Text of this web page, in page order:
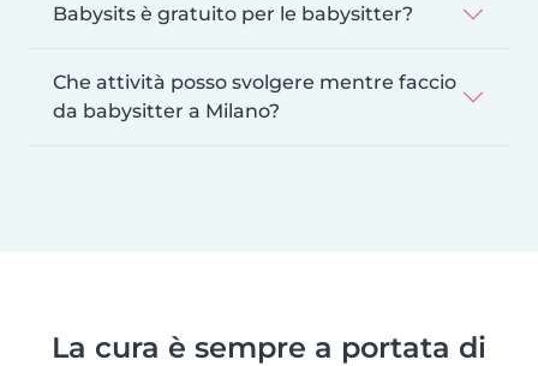
Babysits è gratuito per le babysitter?
Che attività posso svolgere mentre faccio
da babysitter a Milano?
La cura è sempre a portata di